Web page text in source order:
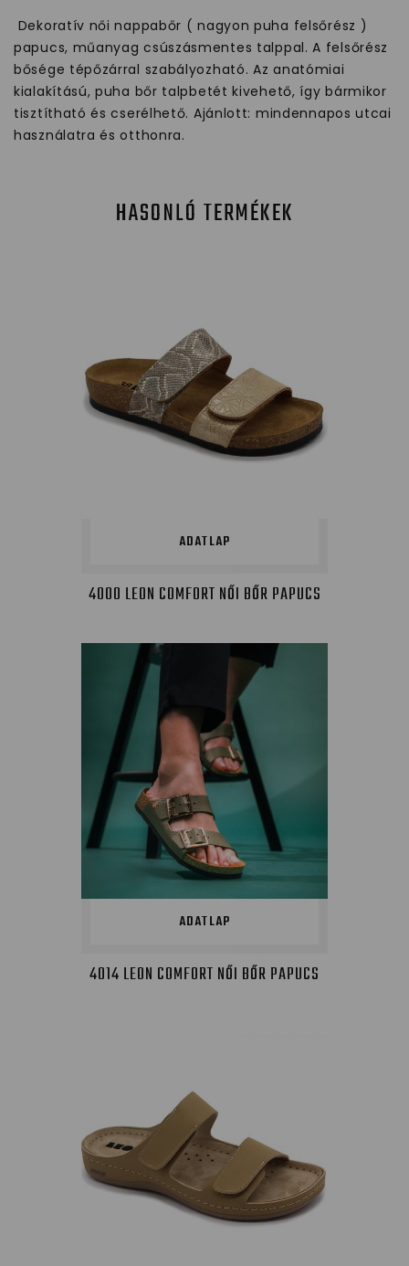
Dekoratív női nappabőr ( nagyon puha felsőrész )
papucs, műanyag csúszásmentes talppal. A felsőrész
bősége tépőzárral szabályozható. Az anatómiai
kialakítású, puha bőr talpbetét kivehető, így bármikor
tisztítható és cserélhető. Ajánlott: mindennapos utcai
használatra és otthonra.
HASONLÓ TERMÉKEK
ADATLAP
4000 LEON COMFORT NŐI BŐR PAPUCS
ADATLAP
4014 LEON COMFORT NŐI BŐR PAPUCS